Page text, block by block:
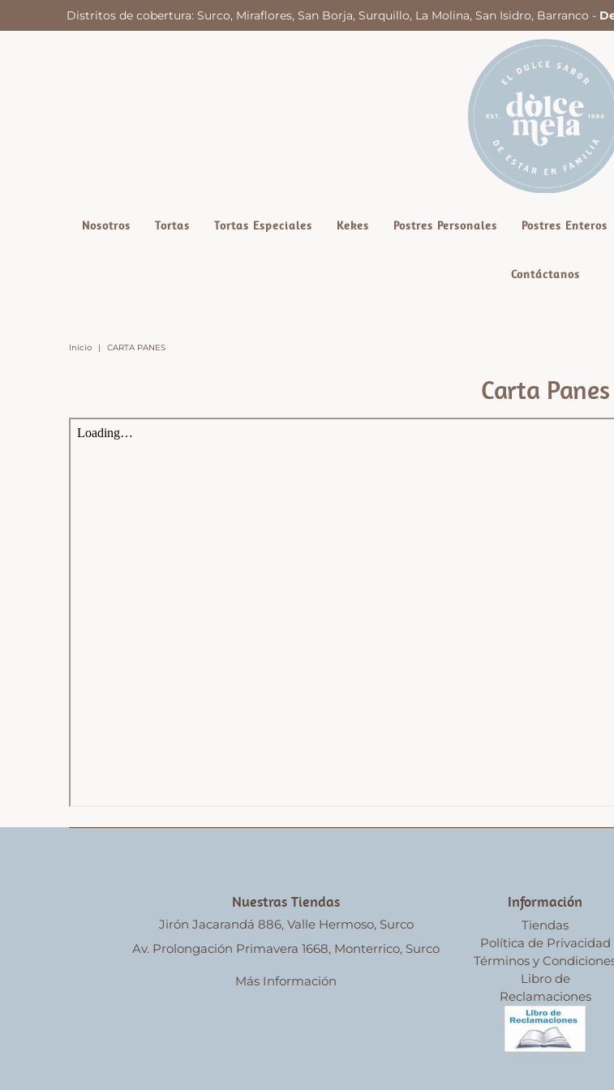
Distritos de cobertura: Surco, Miraflores, San Borja, Surquillo, La Molina, San Isidro, Barranco -
Nosotros Tortas Tortas Especiales Kekes Postres Personales Postres Enteros
Contáctanos
Inicio | CARTA PANES
Carta Panes
Nuestras Tiendas
Jirón Jacarandá 886, Valle Hermoso, Surco
Av. Prolongación Primavera 1668, Monterrico, Surco
Más Información
Información
Tiendas
Política de Privacidad
Términos y
Libro de
Reclamaciones